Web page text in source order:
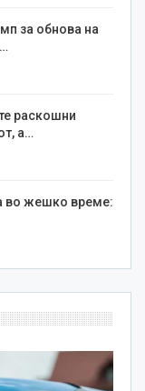
за обнова на
раскошни
а…
во жешко време: